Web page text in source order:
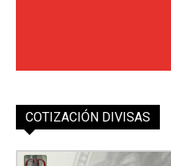
COTIZACIÓN DIVISAS